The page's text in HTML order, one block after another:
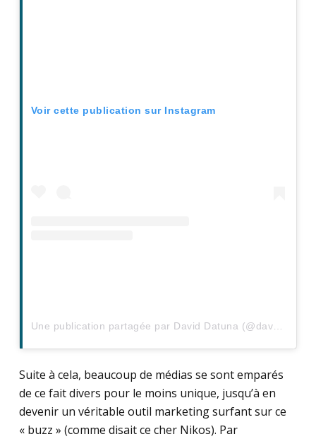
Voir cette publication sur Instagram
Une publication partagée par David Datuna (@david_datuna)
Suite à cela, beaucoup de médias se sont emparés
de ce fait divers pour le moins unique, jusqu’à en
devenir un véritable outil marketing surfant sur ce
« buzz » (comme disait ce cher Nikos). Par